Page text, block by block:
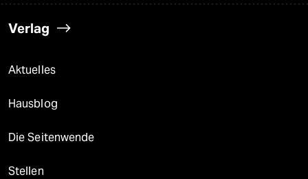
Verlag
Aktuelles
Hausblog
Die Seitenwende
Stellen